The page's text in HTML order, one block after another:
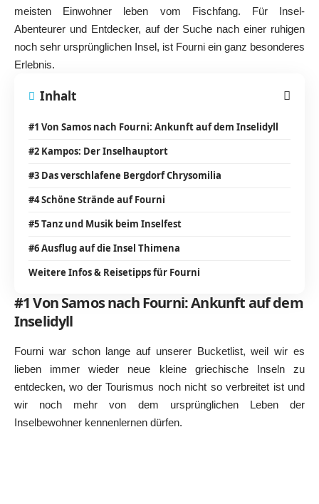
meisten Einwohner leben vom Fischfang. Für Insel-
Abenteurer und Entdecker, auf der Suche nach einer ruhigen
noch sehr ursprünglichen Insel, ist Fourni ein ganz besonderes
Erlebnis.
Inhalt
#1 Von Samos nach Fourni: Ankunft auf dem Inselidyll
#2 Kampos: Der Inselhauptort
#3 Das verschlafene Bergdorf Chrysomilia
#4 Schöne Strände auf Fourni
#5 Tanz und Musik beim Inselfest
#6 Ausflug auf die Insel Thimena
Weitere Infos & Reisetipps für Fourni
#1 Von Samos nach Fourni: Ankunft auf dem
Inselidyll
Fourni war schon lange auf unserer Bucketlist, weil wir es
lieben immer wieder neue kleine griechische Inseln zu
entdecken, wo der Tourismus noch nicht so verbreitet ist und
wir noch mehr von dem ursprünglichen Leben der
Inselbewohner kennenlernen dürfen.